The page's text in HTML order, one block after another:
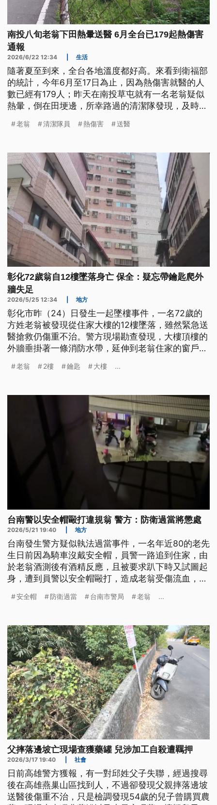
南投八旬老翁下田熱暈送醫 6月全台已179起熱傷害
通報
2026/6/22 12:34 生活
隨著夏至到來，全台各地溫度都好高。來看到衛福部
的統計，今年6月至17日為止，因為熱傷害就醫的人
數已經有179人；昨天在南投草屯就有一名老翁疑似
熱暈，倒在田埂邊，所幸路過的清潔隊發現，及時協
老翁 清潔隊員 熱傷害 送醫
彰化72歲翁自12樓墜落身亡 保全：疑忘帶鑰匙爬外
牆失足
2026/5/25 12:34 地方
彰化市昨（24）日發生一起墜樓事件，一名72歲的
方姓老翁被發現從住家大樓的12樓墜落，雖然緊急送
醫搶救仍傷重不治。警方現場勘查發現，大樓頂樓的
外牆垂掛著一條消防水帶，延伸到老翁住家的窗戶
等鎖匠，自行攀爬外牆不慎失足，但確切原因還有待
老翁 2樓 鑰匙 大樓 ...
台南警以安全帽毆打違規翁 警方：防衛過當將懲處
2026/5/21 19:40 地方
台南發生警方疑似執法過當事件，一名年近80的老先
生日前因為騎車沒戴安全帽，員警一路追到住家，由
於老翁酒測後有酒精反應，且被要求趴下時又試圖起
身，遭到員警以安全帽毆打，造成老翁受傷流血，事
且情緒管控不佳，將進行懲處。
安全帽 防衛過當 台南市警局 老翁 ...
父摔落邊坡亡現場查獲藥罐 兒涉加工自殺遭羈押
2026/3/17 19:40 社會
日前高雄警方獲報，有一對邱姓父子失聯，經過搜尋
後在高雄燕巢山區找到人，不過卻發現父親摔落邊坡
送醫後傷重不治，只是檢調發現54歲的兒子曾購買農